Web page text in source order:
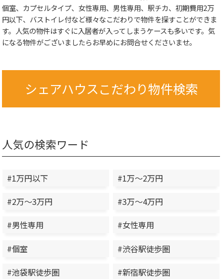
個室、カプセルタイプ、女性専用、男性専用、駅チカ、初期費用2万
円以下、バストイレ付など様々なこだわりで物件を探すことができま
す。人気の物件はすぐに入居者が入ってしまうケースも多いです。気
になる物件がございましたらお早めにお問合せくださいませ。
シェアハウスこだわり物件検索
人気の検索ワード
#1万円以下
#1万～2万円
#2万～3万円
#3万～4万円
#男性専用
#女性専用
#個室
#渋谷駅徒歩圏
#池袋駅徒歩圏
#新宿駅徒歩圏